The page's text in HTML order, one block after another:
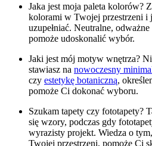
Jaka jest moja paleta kolorów?
kolorami w Twojej przestrzeni i
uzupełniać. Neutralne,
pomoże udoskonalić wybór.
Jaki jest mój motyw wnętrza?
stawiasz na nowoczesny
czy estetykę botaniczną,
pomoże Ci dokonać wyboru.
Szukam tapety czy fototapety?
się wzory, podczas gdy
wyrazisty projekt. Wiedza o
Twojej przestrzeni, pomoże Ci